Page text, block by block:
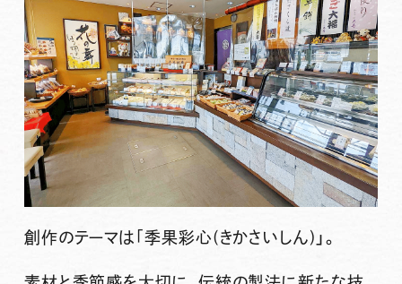
創作のテーマは｢季果彩心(きかさいしん)」。